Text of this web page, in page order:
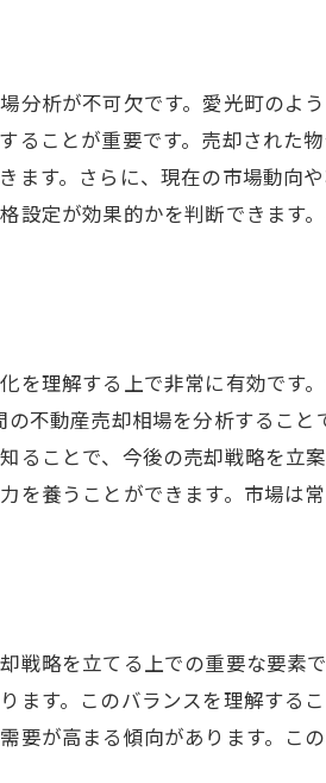
売却前に行うべき重要なリフォーム
見た目の印象を高めるホームステ
機能改善が売却に与える利点
バイヤーの心を掴む内装デザイン
類似物件との比較で価格設定を最
競合物件の強みと弱点の分析
市場ポジショニングを決めるため
町不動産売却で地元仲介業者と連
地元業者の専門知識が売却をサポ
信頼できるパートナー選びのコツ
分析が不可欠です。愛光町のよ
ることが重要です。売却された
ます。さらに、現在の市場動向
設定が効果的かを判断できます
を理解する上で非常に有効です
不動産売却相場を分析するこ
ることで、今後の売却戦略を
を養うことができます。市場は
戦略を立てる上での重要な要素
ます。このバランスを理解する
が高まる傾向があります。こ